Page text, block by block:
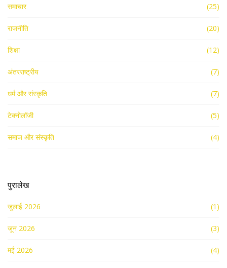
समाचार (25)
राजनीति (20)
शिक्षा (12)
अंतरराष्ट्रीय (7)
धर्म और संस्कृति (7)
टेक्नोलॉजी (5)
समाज और संस्कृति (4)
पुरालेख
जुलाई 2026 (1)
जून 2026 (3)
मई 2026 (4)